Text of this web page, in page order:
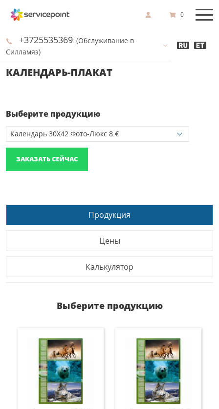
+3725535369 (Обслуживание в
Силламяэ)
0
КАЛЕНДАРЬ-ПЛАКАТ
Выберите продукцию
ЗАКАЗАТЬ СЕЙЧАС
Продукция
Цены
Калькулятор
Выберите продукцию